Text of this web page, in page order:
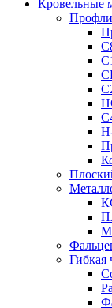
Кровельные